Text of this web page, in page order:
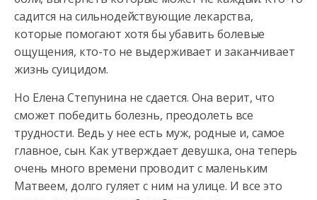
садится на сильнодействующие лекарства,
которые помогают хотя бы убавить болевые
ощущения, кто-то не выдерживает и заканчивает
жизнь суицидом.
Но Елена Степунина не сдается. Она верит, что
сможет победить болезнь, преодолеть все
трудности. Ведь у нее есть муж, родные и, самое
главное, сын. Как утверждает девушка, она теперь
очень много времени проводит с маленьким
Матвеем, долго гуляет с ним на улице. И все это